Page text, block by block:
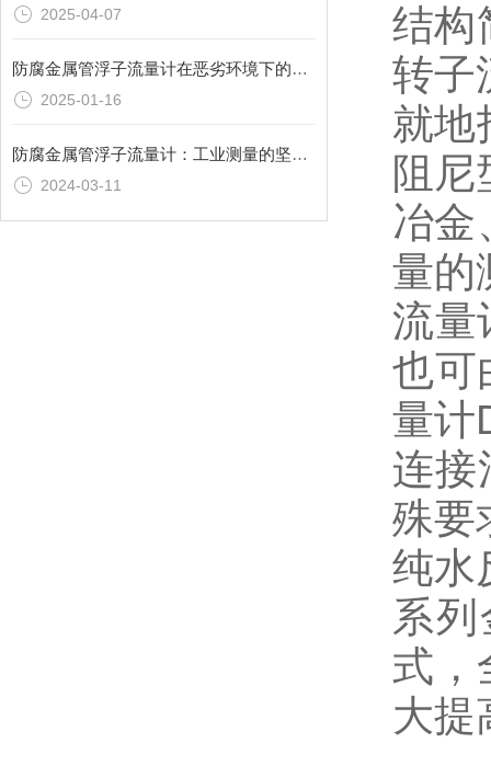
2025-04-07
防腐金属管浮子流量计在恶劣环境下的性能表现如何？
2025-01-16
防腐金属管浮子流量计：工业测量的坚固后盾
2024-03-11
结构
转子
就地
阻
冶金
量的
流量
也可
量计
连接
殊要
纯水
系
式，
大提